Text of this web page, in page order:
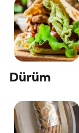
Dürüm